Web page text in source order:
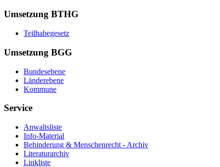
Umsetzung BTHG
Teilhabegesetz
Umsetzung BGG
Bundesebene
Länderebene
Kommune
Service
Anwaltsliste
Info-Material
Behinderung & Menschenrecht - Archiv
Literaturarchiv
Linkliste